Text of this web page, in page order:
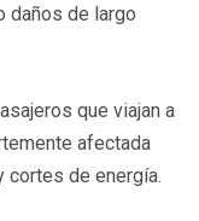
daños de largo
que viajan a
afectada
cortes de energía.